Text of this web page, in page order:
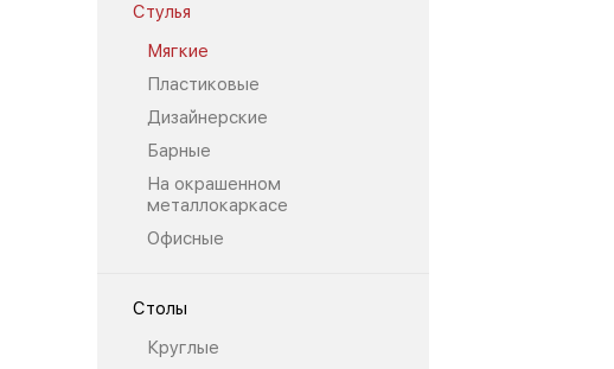
Стулья
Мягкие
Пластиковые
Дизайнерские
Барные
На окрашенном
металлокаркасе
Офисные
Столы
Круглые